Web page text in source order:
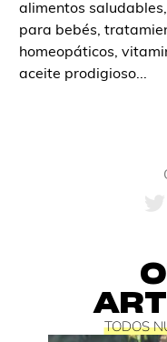
alimentos
para bebés,
homeopáticos,
aceite prodigioso...
TODOS